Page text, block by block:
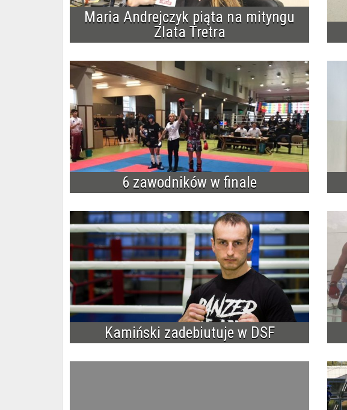
Maria Andrejczyk piąta na mityngu
Zlata Tretra
6 zawodników w finale
Kamiński zadebiutuje w DSF